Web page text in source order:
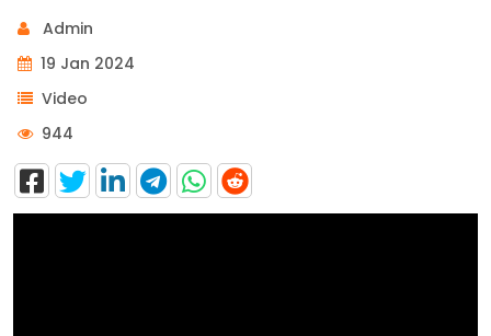
Admin
19 Jan 2024
Video
944